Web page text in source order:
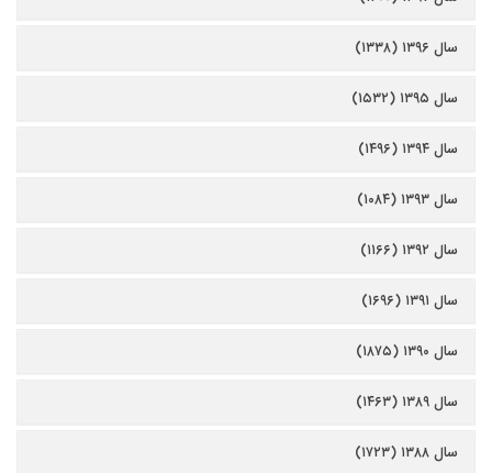
سال ۱۳۹۶ (۱۳۳۸)
سال ۱۳۹۵ (۱۵۳۲)
سال ۱۳۹۴ (۱۴۹۶)
سال ۱۳۹۳ (۱۰۸۴)
سال ۱۳۹۲ (۱۱۶۶)
سال ۱۳۹۱ (۱۶۹۶)
سال ۱۳۹۰ (۱۸۷۵)
سال ۱۳۸۹ (۱۴۶۳)
سال ۱۳۸۸ (۱۷۲۳)